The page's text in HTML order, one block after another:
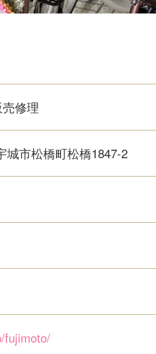
修理
城市松橋町松橋1847-2
fujimoto/